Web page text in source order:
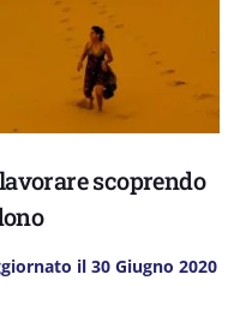
scoprendo
il 30 Giugno 2020